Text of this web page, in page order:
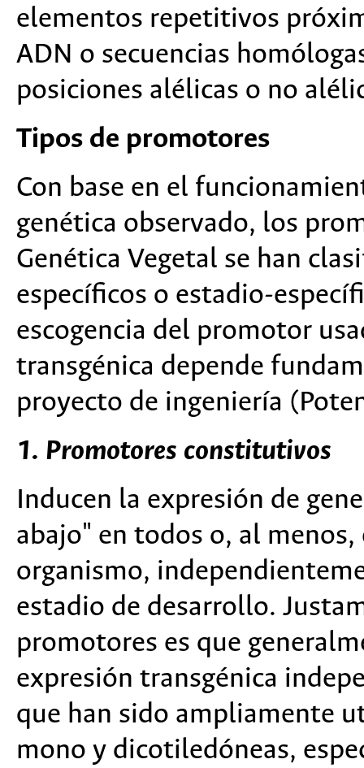
elementos repetitivos
ADN o secuencias
posiciones alélicas o no
Tipos de promotores
Con base en el
genética observado, los
Genética Vegetal se han
específicos o estadio-
escogencia del promotor
transgénica depende
proyecto de ingeniería
1. Promotores constitutivos
Inducen la expresión de
abajo" en todos o, al
organismo,
estadio de desarrollo.
promotores es que
expresión transgénica
que han sido ampliamente
mono y dicotiledóneas,